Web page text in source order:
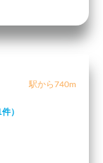
駅から740m
）